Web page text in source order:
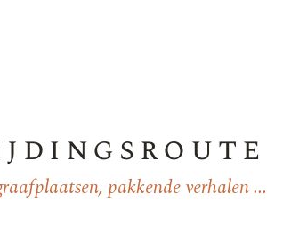
pakkende verhalen ...